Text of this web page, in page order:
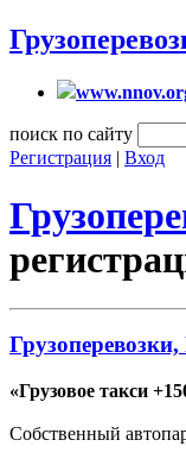
поиск по сайту
Регистрация | Вход
«Грузовое такси
Собственный